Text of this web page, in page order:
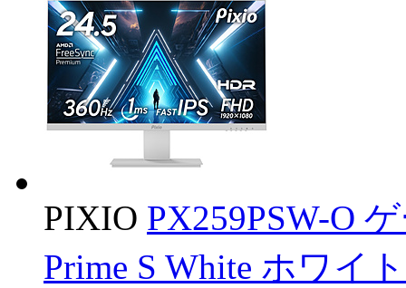
PIXIO PX259PSW-O
Prime S White ホワイ